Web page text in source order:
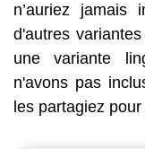
n’auriez
d'autres
une variante
n'avons pas
les partagiez